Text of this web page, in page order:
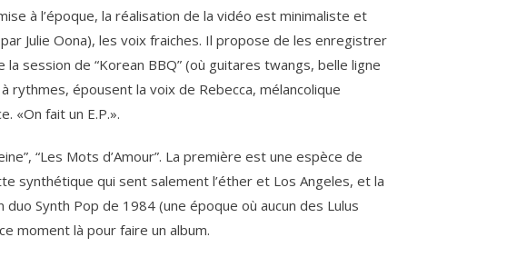
à l’époque, la réalisation de la vidéo est minimaliste et
Julie Oona), les voix fraiches. Il propose de les enregistrer
la session de “Korean BBQ” (où guitares twangs, belle ligne
épousent la voix de Rebecca, mélancolique
«On fait un E.P.».
“Les Mots d’Amour”. La première est une espèce de
synthétique qui sent salement l’éther et Los Angeles, et la
Synth Pop de 1984 (une époque où aucun des Lulus
moment là pour faire un album.